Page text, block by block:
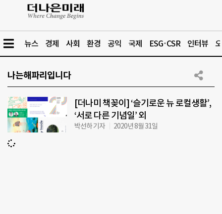
뉴스 경제 사회 환경 공익 국제 ESG·CSR 인터뷰
나는해파리입니다
[더나미 책꽂이] ‘슬기로운 뉴 로컬생활’,
‘서로 다른 기념일’ 외
박선하 기자 2020년 8월 31일